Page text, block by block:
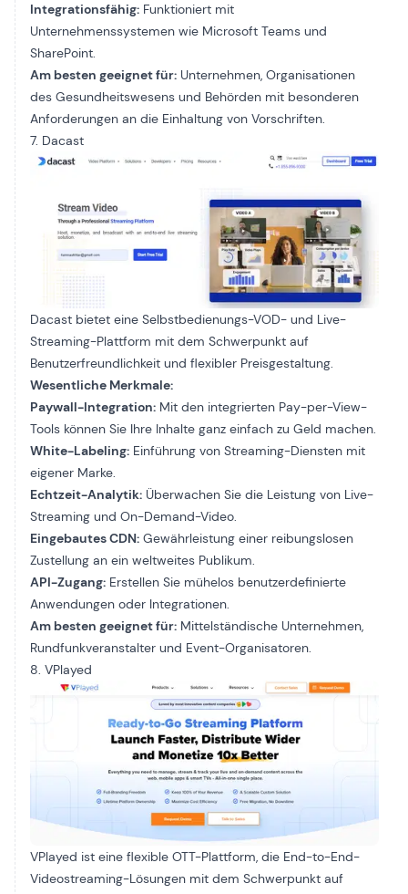
Integrationsfähig: Funktioniert mit
Unternehmenssystemen wie Microsoft Teams und
SharePoint.
Am besten geeignet für: Unternehmen, Organisationen
des Gesundheitswesens und Behörden mit besonderen
Anforderungen an die Einhaltung von Vorschriften.
7. Dacast
Dacast bietet eine Selbstbedienungs-VOD- und Live-
Streaming-Plattform mit dem Schwerpunkt auf
Benutzerfreundlichkeit und flexibler Preisgestaltung.
Wesentliche Merkmale:
Paywall-Integration: Mit den integrierten Pay-per-View-
Tools können Sie Ihre Inhalte ganz einfach zu Geld machen.
White-Labeling: Einführung von Streaming-Diensten mit
eigener Marke.
Echtzeit-Analytik: Überwachen Sie die Leistung von Live-
Streaming und On-Demand-Video.
Eingebautes CDN: Gewährleistung einer reibungslosen
Zustellung an ein weltweites Publikum.
API-Zugang: Erstellen Sie mühelos benutzerdefinierte
Anwendungen oder Integrationen.
Am besten geeignet für: Mittelständische Unternehmen,
Rundfunkveranstalter und Event-Organisatoren.
8. VPlayed
VPlayed ist eine flexible OTT-Plattform, die End-to-End-
Videostreaming-Lösungen mit dem Schwerpunkt auf